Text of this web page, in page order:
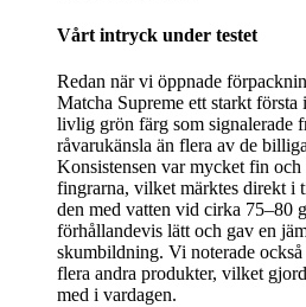
Vårt intryck under testet
Redan när vi öppnade
Matcha Supreme ett starkt
livlig grön färg som signalerade
råvarukänsla än flera av de
Konsistensen var mycket fin
fingrarna, vilket märktes direkt i
den med vatten vid cirka 75–80
förhållandevis lätt och gav en
skumbildning. Vi noterade
flera andra produkter, vilket
med i vardagen.